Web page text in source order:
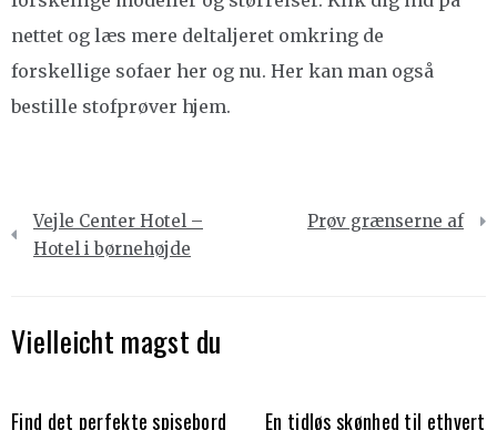
nettet og læs mere deltaljeret omkring de
forskellige sofaer her og nu. Her kan man også
bestille stofprøver hjem.
Indlægsnavigation
Vejle Center Hotel –
Hotel i børnehøjde
Prøv grænserne af
Vielleicht magst du
Find det perfekte spisebord
En tidløs skønhed til ethvert